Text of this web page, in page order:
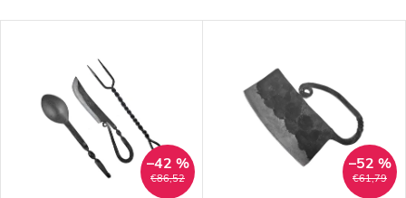
€86,52
–42 %
€61,79
–52 %